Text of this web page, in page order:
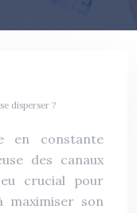
disperser ?
en constante
des canaux
crucial pour
maximiser son